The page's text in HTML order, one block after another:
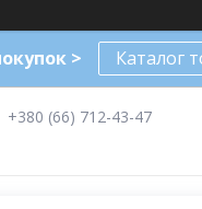
> Каталог
+380 (66) 712-43-47